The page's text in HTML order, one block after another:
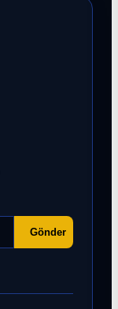
Gönder